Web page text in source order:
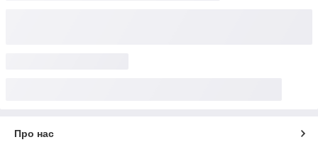
Про нас